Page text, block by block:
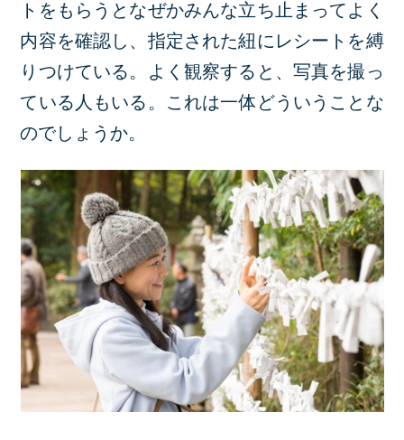
トをもらうとなぜかみんな立ち止まってよく
内容を確認し、指定された紐にレシートを縛
りつけている。よく観察すると、写真を撮っ
ている人もいる。これは一体どういうことな
のでしょうか。